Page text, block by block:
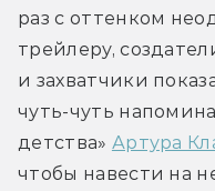
раз с оттенком
трейлеру,
и захватчики
чуть-чуть
детства» Артура
чтобы навести на